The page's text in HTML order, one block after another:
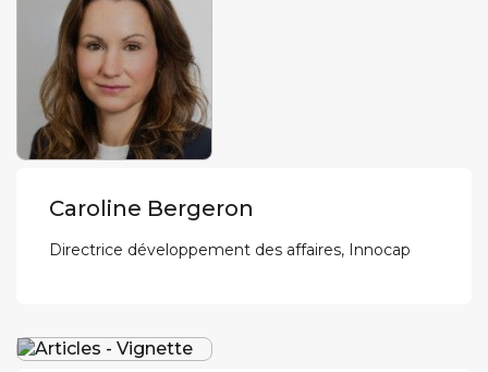
Caroline Bergeron
Directrice développement des affaires, Innocap